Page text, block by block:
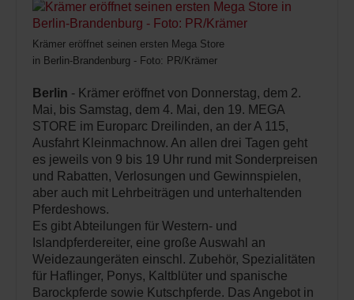
Krämer eröffnet seinen ersten Mega Store
in Berlin-Brandenburg - Foto: PR/Krämer
Berlin - Krämer eröffnet von Donnerstag, dem 2.
Mai, bis Samstag, dem 4. Mai, den 19. MEGA
STORE im Europarc Dreilinden, an der A 115,
Ausfahrt Kleinmachnow. An allen drei Tagen geht
es jeweils von 9 bis 19 Uhr rund mit Sonderpreisen
und Rabatten, Verlosungen und Gewinnspielen,
aber auch mit Lehrbeiträgen und unterhaltenden
Pferdeshows.
Es gibt Abteilungen für Western- und
Islandpferdereiter, eine große Auswahl an
Weidezaungeräten einschl. Zubehör, Spezialitäten
für Haflinger, Ponys, Kaltblüter und spanische
Barockpferde sowie Kutschpferde. Das Angebot in